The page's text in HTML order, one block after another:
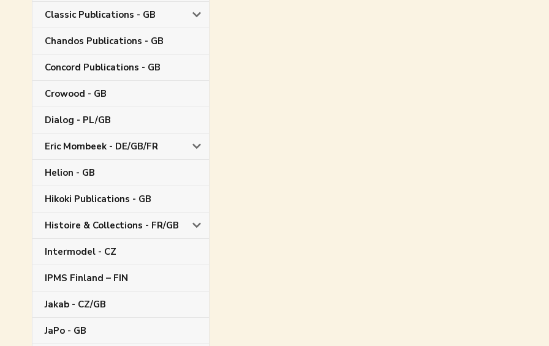
Classic Publications - GB
Chandos Publications - GB
Concord Publications - GB
Crowood - GB
Dialog - PL/GB
Eric Mombeek - DE/GB/FR
Helion - GB
Hikoki Publications - GB
Histoire & Collections - FR/GB
Intermodel - CZ
IPMS Finland – FIN
Jakab - CZ/GB
JaPo - GB